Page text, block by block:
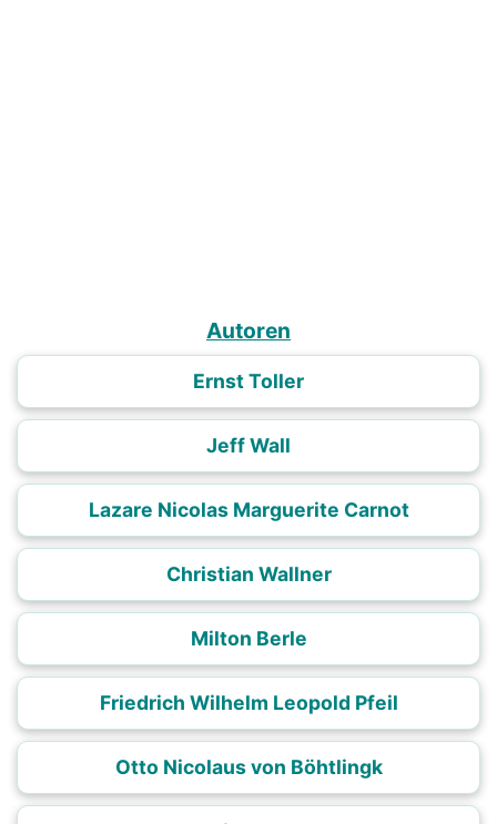
Autoren
Ernst Toller
Jeff Wall
Lazare Nicolas Marguerite Carnot
Christian Wallner
Milton Berle
Friedrich Wilhelm Leopold Pfeil
Otto Nicolaus von Böhtlingk